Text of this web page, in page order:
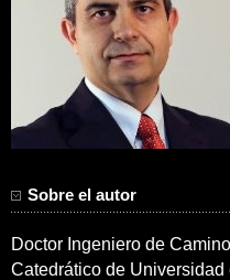
Sobre el autor
Doctor Ingeniero de
Catedrático de